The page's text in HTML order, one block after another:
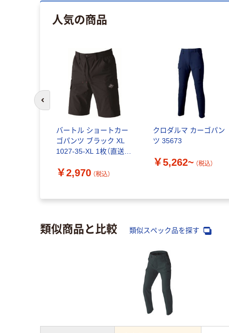
人気の商品
バートル ショートカー
ゴパンツ ブラック XL
1027-35-XL 1枚（直送
￥2,970 （税込）
クロダルマ カーゴパン
ツ 35673
￥5,262~ （税込）
前のスライドへ
類似商品と比較 類似スペック品を探す